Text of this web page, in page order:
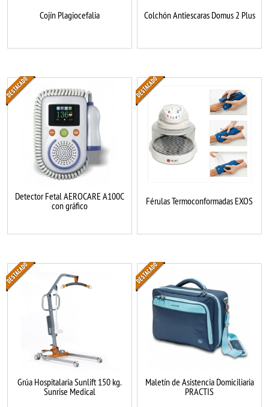
Cojín Plagiocefalia Colchón Antiescaras Domus 2 Plus
Detector Fetal AEROCARE A100C
con gráfico
Férulas Termoconformadas EXOS
Grúa Hospitalaria Sunlift 150 kg.
Sunrise Medical
Maletín de Asistencia Domiciliaria
PRACTIS